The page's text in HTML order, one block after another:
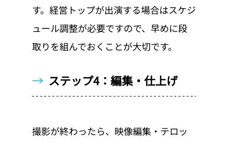
す。経営トップが出演する場合はスケジ
ュール調整が必要ですので、早めに段
取りを組んでおくことが大切です。
→ ステップ4：編集・仕上げ
撮影が終わったら、映像編集・テロッ